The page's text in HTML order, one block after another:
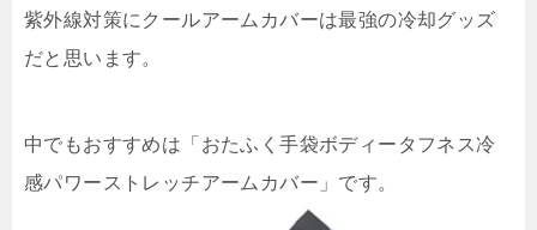
紫外線対策にクールアームカバーは最強の冷却グッズ
だと思います。
中でもおすすめは「おたふく手袋ボディータフネス冷
感パワーストレッチアームカバー」です。